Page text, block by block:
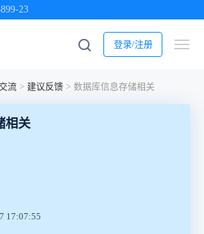
23
登录/注册
流 > 建议反馈 > 数据库信息存储相关
相关
17:07:55